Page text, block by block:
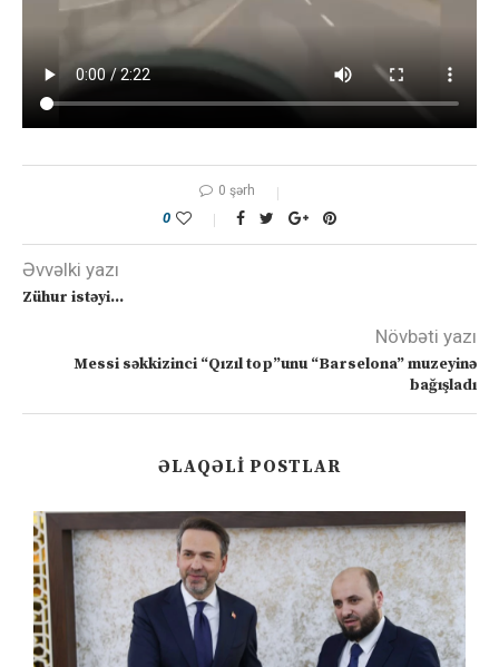
0 şərh
0
Əvvəlki yazı
Zühur istəyi…
Növbəti yazı
Messi səkkizinci “Qızıl top”unu “Barselona” muzeyinə
bağışladı
ƏLAQƏLI POSTLAR